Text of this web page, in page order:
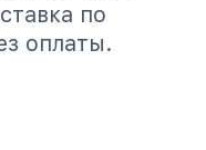
по
оплаты.